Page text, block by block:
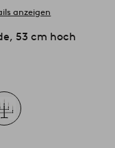
anzeigen
53 cm hoch